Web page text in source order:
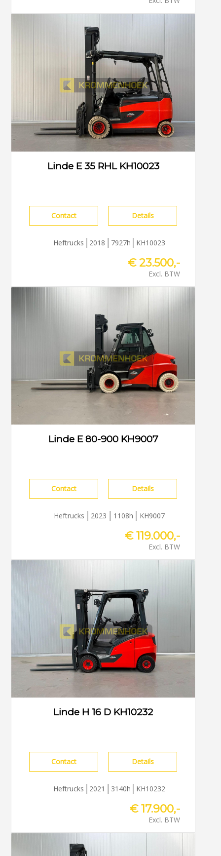
Linde E 35 RHL KH10023
Contact Details
Heftrucks 2018 7927h KH10023
€ 23.500,-
Excl. BTW
Linde E 80-900 KH9007
Contact Details
Heftrucks 2023 1108h KH9007
€ 119.000,-
Excl. BTW
Linde H 16 D KH10232
Contact Details
Heftrucks 2021 3140h KH10232
€ 17.900,-
Excl. BTW